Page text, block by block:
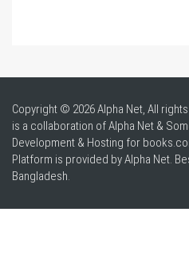
Copyright © 2026 Alpha Net, All
is a collaboration of Alpha Net &
Development & Hosting for
Platform is provided by Alpha Net.
Bangladesh.